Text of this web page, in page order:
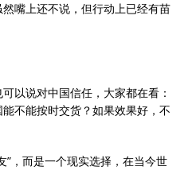
嘴上还不说，但行动上已经有苗
以说对中国信任，大家都在看：
不能按时交货？如果效果好，不
”，而是一个现实选择，在当今世